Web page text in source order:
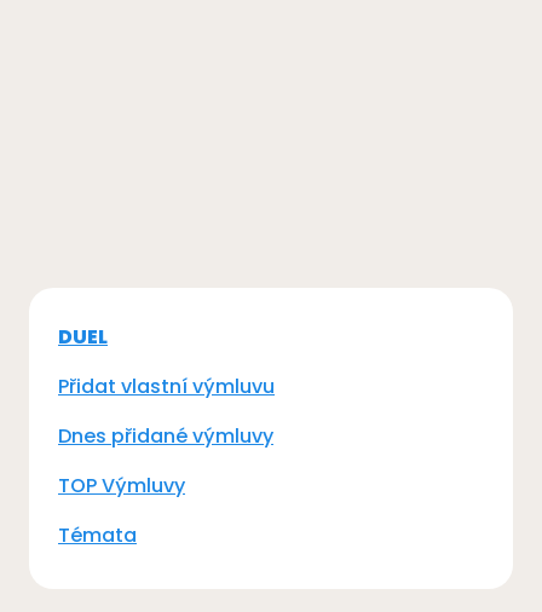
DUEL
Přidat vlastní výmluvu
Dnes přidané výmluvy
TOP Výmluvy
Témata